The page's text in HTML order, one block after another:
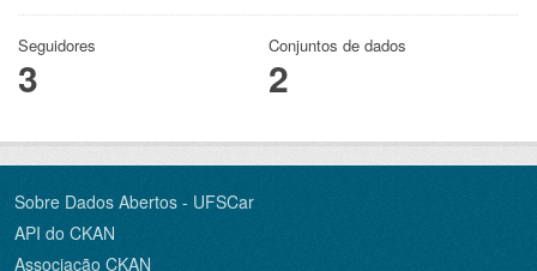
Seguidores
3
Conjuntos de dados
2
Sobre Dados Abertos - UFSCar
API do CKAN
Associação CKAN